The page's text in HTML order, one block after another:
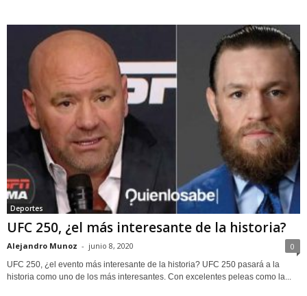
Deportes
UFC 250, ¿el más interesante de la historia?
Alejandro Munoz - junio 8, 2020 0
UFC 250, ¿el evento más interesante de la historia? UFC 250 pasará a la
historia como uno de los más interesantes. Con excelentes peleas como la...